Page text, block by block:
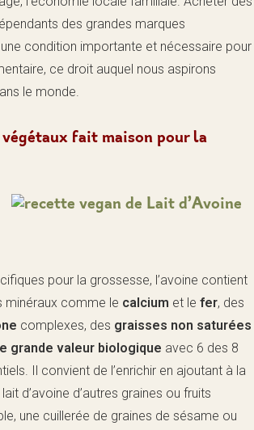
des grandes marques
condition importante et nécessaire pour
ce droit auquel nous aspirons
le monde.
fait maison pour la
pour la grossesse, l’avoine contient
minéraux comme le calcium et le fer, des
complexes, des graisses non saturées
grande valeur biologique avec 6 des 8
Il convient de l’enrichir en ajoutant à la
d’avoine d’autres graines ou fruits
une cuillerée de graines de sésame ou